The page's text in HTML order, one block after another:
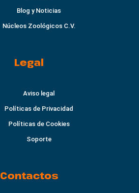
Blog y Noticias
Núcleos Zoológicos C.V.
Legal
Aviso legal
Políticas de Privacidad
Políticas de Cookies
Soporte
Contactos